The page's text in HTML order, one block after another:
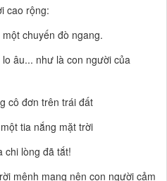
cao rộng:
chuyến đò ngang.
âu... như là con người của
cô đơn trên trái đất
tia nắng mặt trời
chi lòng đã tắt!
mênh mang nên con người cảm